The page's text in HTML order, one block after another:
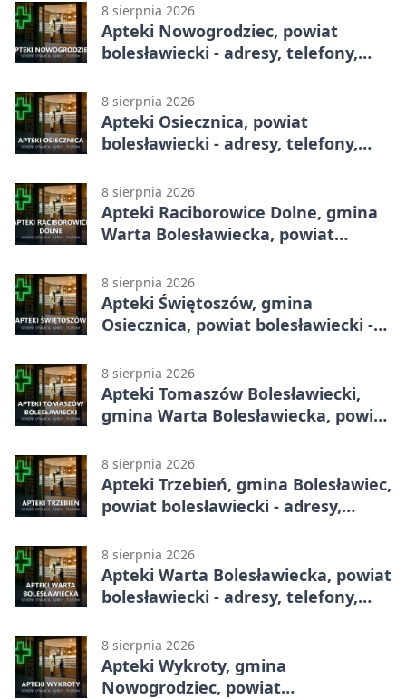
8 sierpnia 2026
Apteki Nowogrodziec, powiat
bolesławiecki - adresy, telefony,
8 sierpnia 2026
Apteki Osiecznica, powiat
bolesławiecki - adresy, telefony,
8 sierpnia 2026
Apteki Raciborowice Dolne, gmina
Warta Bolesławiecka, powiat
godziny otwarcia
8 sierpnia 2026
Apteki Świętoszów, gmina
Osiecznica, powiat bolesławiecki -
8 sierpnia 2026
Apteki Tomaszów Bolesławiecki,
gmina Warta Bolesławiecka, powiat
godziny otwarcia
8 sierpnia 2026
Apteki Trzebień, gmina Bolesławiec,
powiat bolesławiecki - adresy,
8 sierpnia 2026
Apteki Warta Bolesławiecka, powiat
bolesławiecki - adresy, telefony,
8 sierpnia 2026
Apteki Wykroty, gmina
Nowogrodziec, powiat